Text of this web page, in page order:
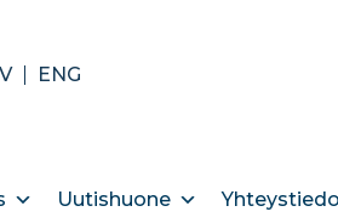
ENG
Uutishuone